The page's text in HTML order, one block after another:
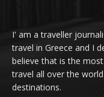
I' am a traveller
travel in Greece and I
believe that is the
travel all over the
destinations.